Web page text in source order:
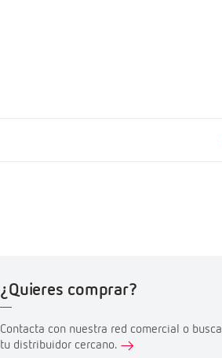
¿Quieres comprar?
Contacta con nuestra red comercial o busca
tu distribuidor cercano.